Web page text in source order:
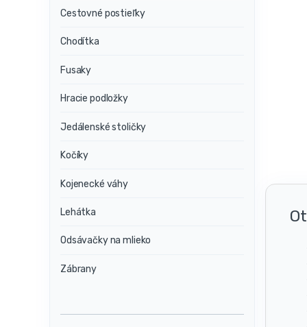
Cestovné postieľky
Chodítka
Fusaky
Hracie podložky
Jedálenské stoličky
Kočíky
Kojenecké váhy
Lehátka
Odsávačky na mlieko
Zábrany